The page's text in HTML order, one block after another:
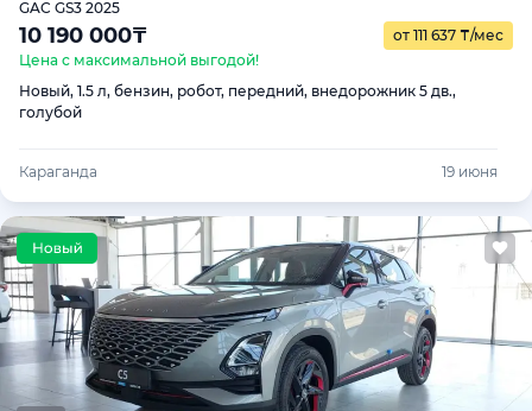
GAC GS3 2025
10 190 000₸ от 111 637 ₸/мес
Цена с максимальной выгодой!
Новый, 1.5 л, бензин, робот, передний, внедорожник 5 дв.,
голубой
Караганда 19 июня